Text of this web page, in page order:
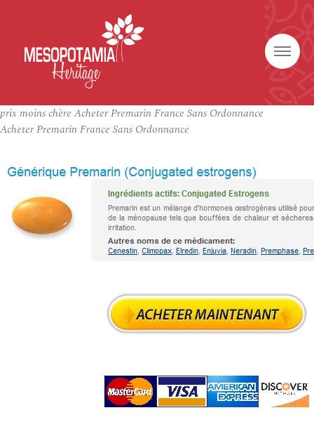
prix moins chère Acheter Premarin France Sans Ordonnance
Acheter Premarin France Sans Ordonnance